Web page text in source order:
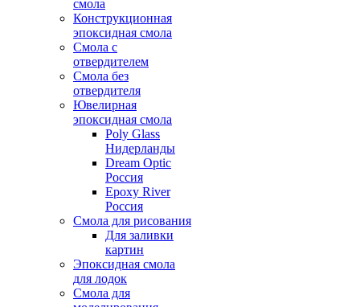
смола
Конструкционная
эпоксидная смола
Смола с
отвердителем
Смола без
отвердителя
Ювелирная
эпоксидная смола
Poly Glass
Нидерланды
Dream Optic
Россия
Epoxy River
Россия
Смола для рисования
Для заливки
картин
Эпоксидная смола
для лодок
Смола для